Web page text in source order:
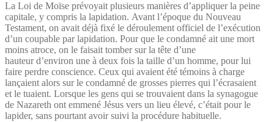
La Loi de Moïse prévoyait plusieurs manières d’appliquer la peine
capitale, y compris la lapidation. Avant l’époque du Nouveau
Testament, on avait déjà fixé le déroulement officiel de l’exécution
d’un coupable par lapidation. Pour que le condamné ait une mort
moins atroce, on le faisait tomber sur la tête d’une
hauteur d’environ une à deux fois la taille d’un homme, pour lui
faire perdre conscience. Ceux qui avaient été témoins à charge
lançaient alors sur le condamné de grosses pierres qui l’écrasaient
et le tuaient. Lorsque les gens qui se trouvaient dans la synagogue
de Nazareth ont emmené Jésus vers un lieu élevé, c’était pour le
lapider, sans pourtant avoir suivi la procédure habituelle.